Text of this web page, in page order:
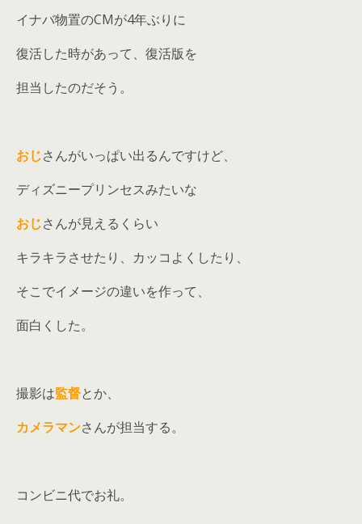
イナバ物置のCMが4年ぶりに
復活した時があって、復活版を
担当したのだそう。
おじさんがいっぱい出るんですけど、
ディズニープリンセスみたいな
おじさんが見えるくらい
キラキラさせたり、カッコよくしたり、
そこでイメージの違いを作って、
面白くした。
撮影は監督とか、
カメラマンさんが担当する。
コンビニ代でお礼。